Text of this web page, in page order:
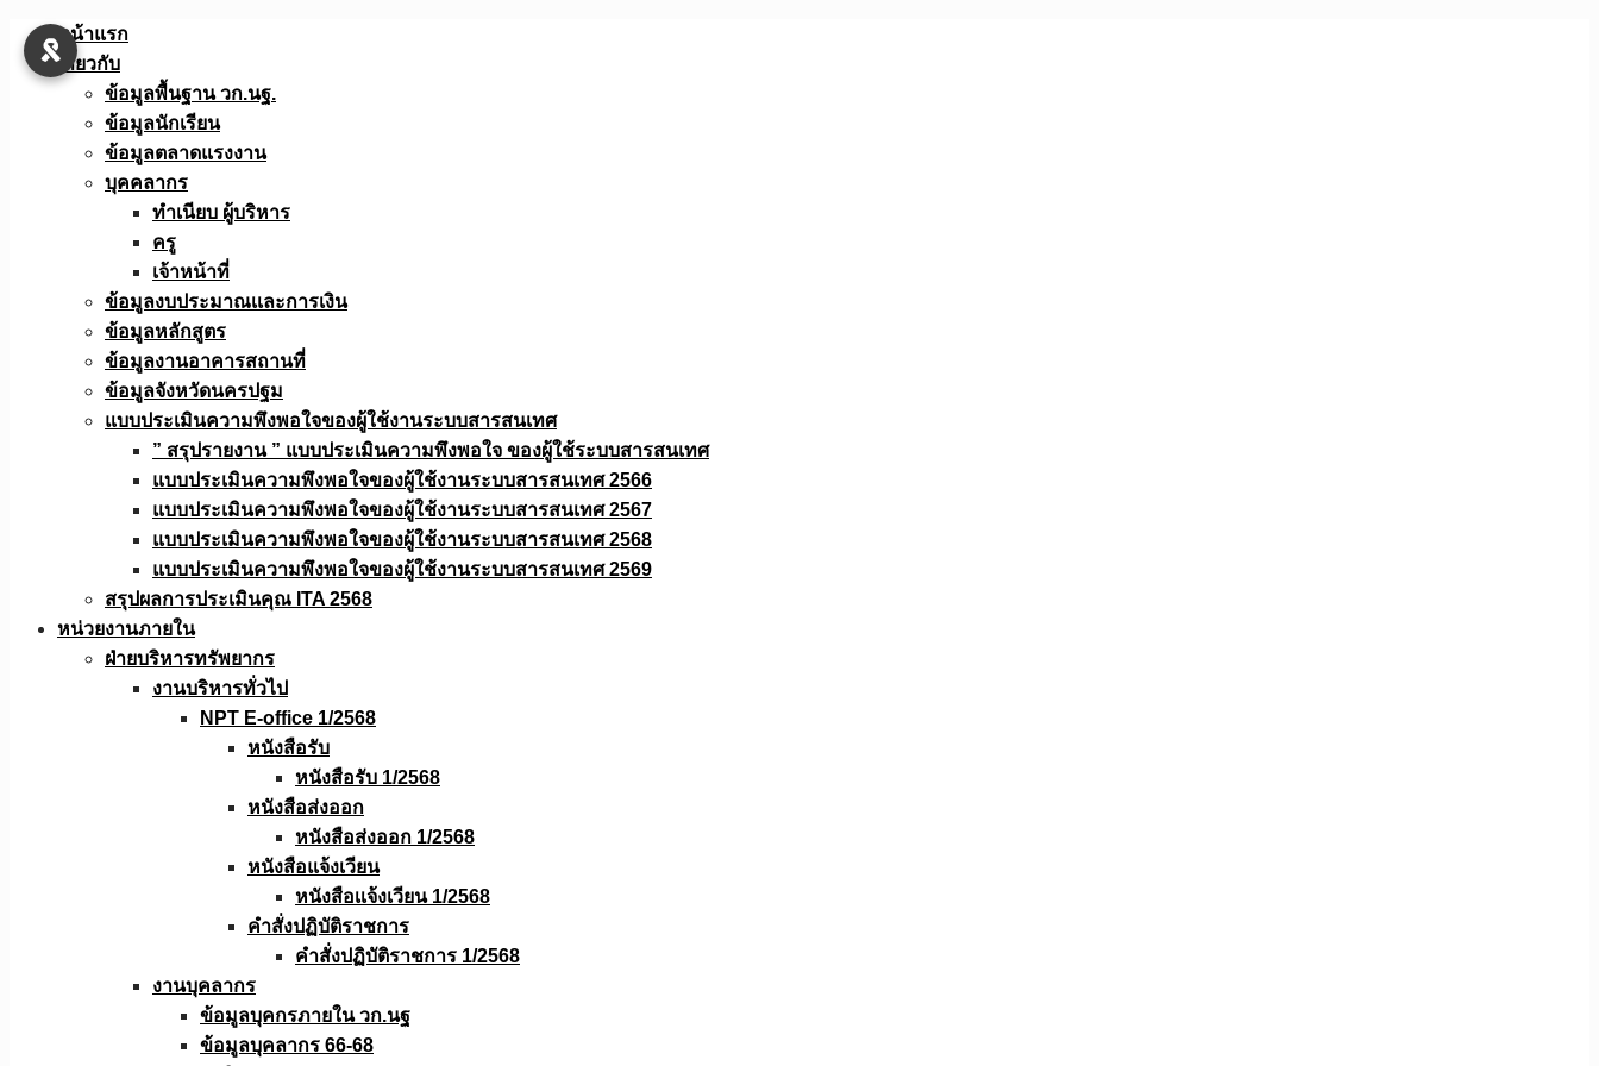
Skip
หน้าแรก
เกี่ยวกับ
ข้อมูลพื้นฐาน วก.นฐ.
ข้อมูลนักเรียน
ข้อมูลตลาดแรงงาน
บุคคลากร
ทำเนียบ ผู้บริหาร
ครู
เจ้าหน้าที่
ข้อมูลงบประมาณเเละการเงิน
ข้อมูลหลักสูตร
ข้อมูลงานอาคารสถานที่
ข้อมูลจังหวัดนครปฐม
แบบประเมินความพึงพอใจของผู้ใช้งานระบบสารสนเทศ
” สรุปรายงาน ” แบบประเมินความพึงพอใจ ของผู้ใช้ระบบสารสนเทศ
แบบประเมินความพึงพอใจของผู้ใช้งานระบบสารสนเทศ 2566
แบบประเมินความพึงพอใจของผู้ใช้งานระบบสารสนเทศ 2567
แบบประเมินความพึงพอใจของผู้ใช้งานระบบสารสนเทศ 2568
แบบประเมินความพึงพอใจของผู้ใช้งานระบบสารสนเทศ 2569
สรุปผลการประเมินคุณ ITA 2568
หน่วยงานภายใน
ฝ่ายบริหารทรัพยากร
งานบริหารทั่วไป
NPT E-office 1/2568
หนังสือรับ
หนังสือรับ 1/2568
หนังสือส่งออก
หนังสือส่งออก 1/2568
หนังสือแจ้งเวียน
หนังสือเเจ้งเวียน 1/2568
คำสั่งปฏิบัติราชการ
คำสั่งปฏิบัติราชการ 1/2568
งานบุคลากร
ข้อมูลบุคกรภายใน วก.นฐ
ข้อมูลบุคลากร 66-68